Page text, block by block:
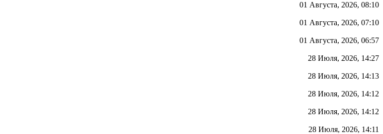
01 Августа, 2026, 08:10
01 Августа, 2026, 07:10
01 Августа, 2026, 06:57
28 Июля, 2026, 14:27
28 Июля, 2026, 14:13
28 Июля, 2026, 14:12
28 Июля, 2026, 14:12
28 Июля, 2026, 14:11